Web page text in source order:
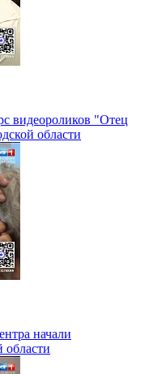
видеороликов "Отец
области
начали
области